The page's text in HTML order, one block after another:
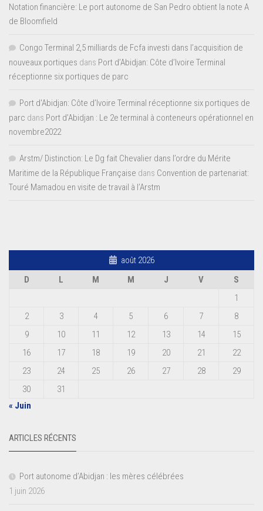
Notation financière: Le port autonome de San Pedro obtient la note A
de Bloomfield
Congo Terminal 2,5 milliards de Fcfa investi dans l’acquisition de
nouveaux portiques dans Port d’Abidjan: Côte d’Ivoire Terminal
réceptionne six portiques de parc
Port d'Abidjan: Côte d’Ivoire Terminal réceptionne six portiques de
parc dans Port d’Abidjan : Le 2e terminal à conteneurs opérationnel en
novembre2022
Arstm/ Distinction: Le Dg fait Chevalier dans l’ordre du Mérite
Maritime de la République Française dans Convention de partenariat:
Touré Mamadou en visite de travail à l’Arstm
août 2026
D
L M M J V
S
1
2
3 4 5 6 7
8
9
10 11 12 13 14
15
16
17 18 19 20 21
22
23
24 25 26 27 28
29
30
31
« Juin
ARTICLES RÉCENTS
Port autonome d’Abidjan : les mères célébrées
1 juin 2026